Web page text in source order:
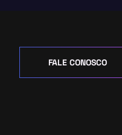
FALE CONOSCO